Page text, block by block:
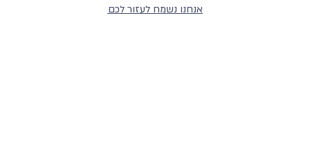
אנחנו נשמח לעזור לכם